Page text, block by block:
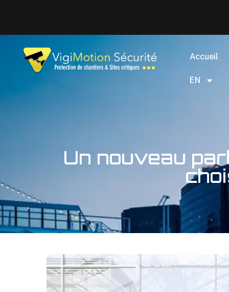
Accueil
EN
Un nouveau